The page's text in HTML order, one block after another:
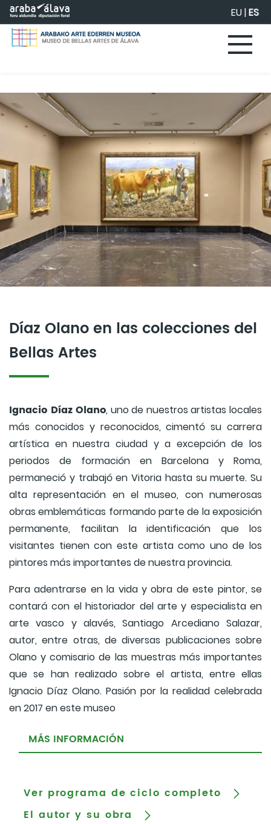
Saltar al contenido principal EU|ES
Díaz Olano en las colecciones del
Bellas Artes
Ignacio Díaz Olano, uno de nuestros artistas locales
más conocidos y reconocidos, cimentó su carrera
artística en nuestra ciudad y a excepción de los
periodos de formación en Barcelona y Roma,
permaneció y trabajó en Vitoria hasta su muerte. Su
alta representación en el museo, con numerosas
obras emblemáticas formando parte de la exposición
permanente, facilitan la identificación que los
visitantes tienen con este artista como uno de los
pintores más importantes de nuestra provincia.
Para adentrarse en la vida y obra de este pintor, se
contará con el historiador del arte y especialista en
arte vasco y alavés, Santiago Arcediano Salazar,
autor, entre otras, de diversas publicaciones sobre
Olano y comisario de las muestras más importantes
que se han realizado sobre el artista, entre ellas
Ignacio Díaz Olano. Pasión por la realidad celebrada
en 2017 en este museo
MÁS INFORMACIÓN
Ver programa de ciclo completo
El autor y su obra